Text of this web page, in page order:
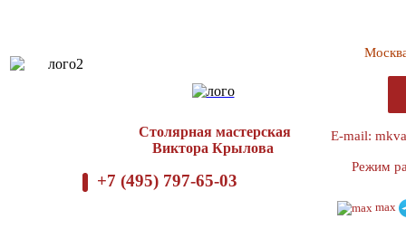
Столярная мастерская
Виктора Крылова
+7 (495) 797-65-03
E-mail:
Режим
max